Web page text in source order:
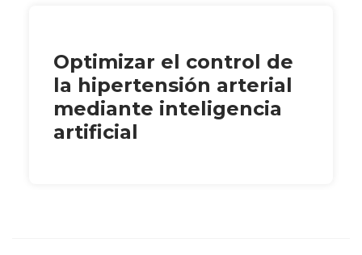
Optimizar el control de
la hipertensión arterial
mediante inteligencia
artificial